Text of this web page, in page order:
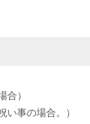
合）
い事の場合。）